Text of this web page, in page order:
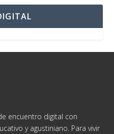
encuentro digital con
y agustiniano. Para vivir